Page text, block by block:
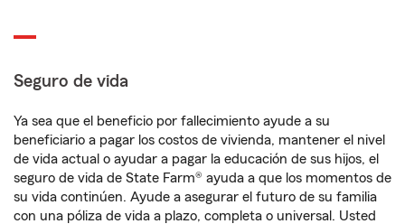
Seguro de vida
Ya sea que el beneficio por fallecimiento ayude a su
beneficiario a pagar los costos de vivienda, mantener el nivel
de vida actual o ayudar a pagar la educación de sus hijos, el
seguro de vida de State Farm® ayuda a que los momentos de
su vida continúen. Ayude a asegurar el futuro de su familia
con una póliza de vida a plazo, completa o universal. Usted